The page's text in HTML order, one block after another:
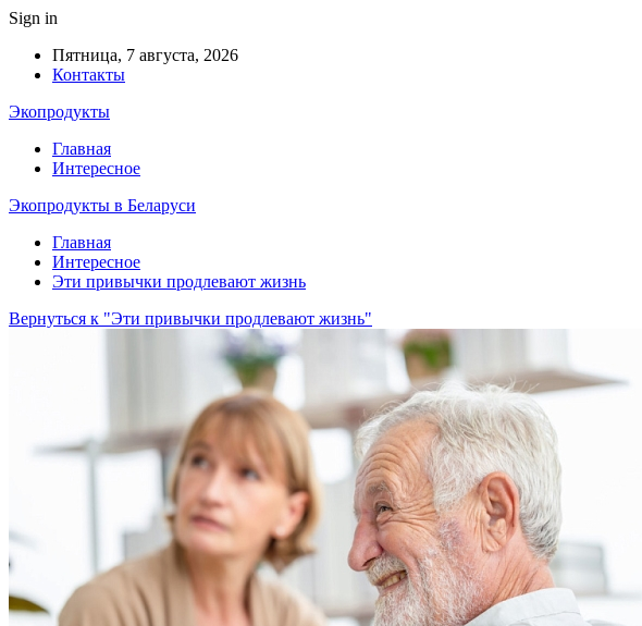
Sign in
Пятница, 7 августа, 2026
Контакты
Экопродукты
Главная
Интересное
Экопродукты в Беларуси
Главная
Интересное
Эти привычки продлевают жизнь
Вернуться к "Эти привычки продлевают жизнь"